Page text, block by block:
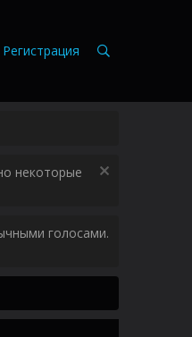
Регистрация
некоторые
голосами.